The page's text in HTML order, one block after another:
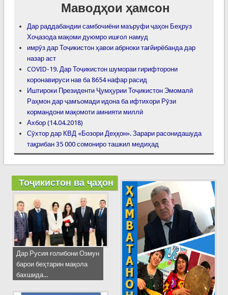
Маводҳои ҳамсон
Дар раддабандии самбочиёни маъруфи ҷаҳон Беҳруз
Хоҷазода мақоми дуюмро ишғол намуд
имрӯз дар Тоҷикистон ҳавои абрноки тағйирёбанда дар
назар аст
COVID-19. Дар Тоҷикистон шумораи гирифторони
коронавируси нав ба 8654 нафар расид
Иштироки Президенти Ҷумҳурии Тоҷикистон Эмомалӣ
Раҳмон дар ҷамъомади идона ба ифтихори Рӯзи
кормандони мақомоти амнияти миллӣ
Ахбор (14.04.2018)
Сӯхтор дар КВД «Бозори Деҳқон». Зарари расонидашуда
тақрибан 35 000 сомониро ташкил медиҳад
Тоҷикистон ва ҷаҳон
Дар Русия ғолибони Озмун
барои беҳтарин мақола
бахшида...